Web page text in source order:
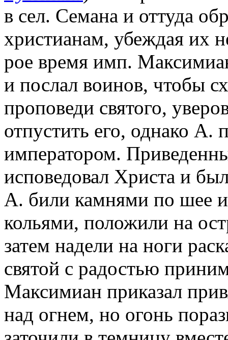
в сел. Семана и оттуда
христианам, убеждая их
рое время имп.
и послал воинов, чтобы
проповеди святого,
отпустить его, однако А.
императором.
исповедовал Христа и
А. били камнями по шее
кольями, положили на
затем надели на ноги
святой с радостью
Максимиан приказал
над огнем, но огонь